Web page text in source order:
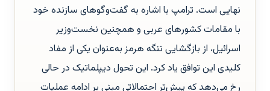
نهایی است. ترامپ با اشاره به گفت‌وگوهای سازنده خود
با مقامات کشورهای عربی و همچنین نخست‌وزیر
اسرائیل، از بازگشایی تنگه هرمز به‌عنوان یکی از مفاد
کلیدی این توافق یاد کرد. این تحول دیپلماتیک در حالی
رخ می‌دهد که پیش‌تر احتمالاتی مبنی بر ادامه عملیات